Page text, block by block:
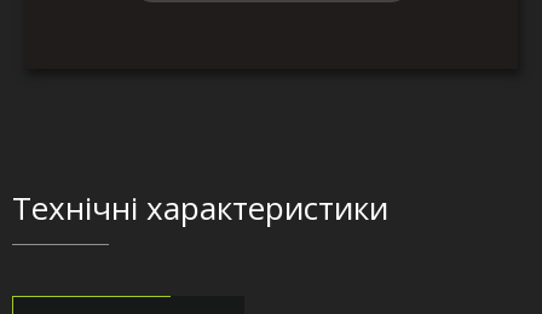
Технічні характеристики